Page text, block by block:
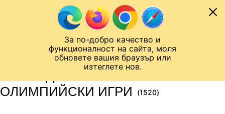
За по-добро качество и
функционалност на сайта, моля
обновете вашия браузър или
изтеглете нов.
Към съдържанието
Лига на Конференциите
ОЛИМПИЙСКИ ИГРИ
(1520)